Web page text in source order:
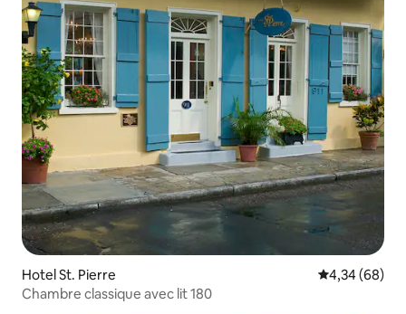
Hotel St. Pierre Évaluation
4,34 (68)
Chambre classique avec lit 180